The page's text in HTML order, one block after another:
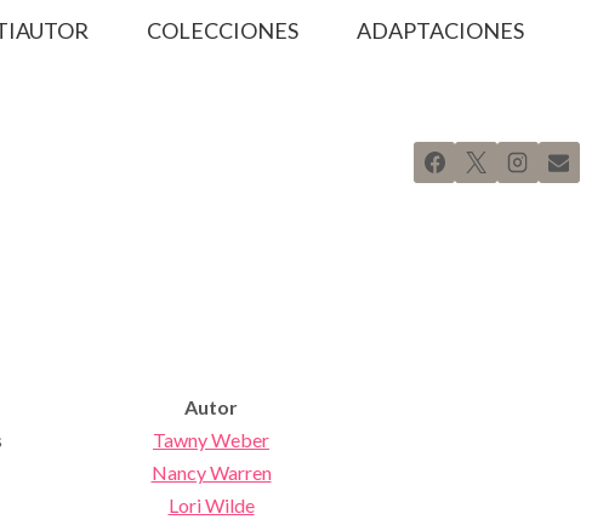
COLECCIONES ADAPTACIONES
Autor
Tawny Weber
Nancy Warren
Lori Wilde